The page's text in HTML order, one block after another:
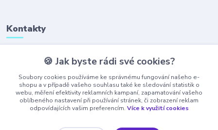
Kontakty
+420 777 323 641
(Po-Pá, 8-16 hod.)
obchod@ajaxshop.cz
🍪 Jak byste rádi své cookies?
Soubory cookies používáme ke správnému fungování našeho e-
shopu a v případě vašeho souhlasu také ke sledování statistik o
webu, měření efektivity reklamních kampaní, zapamatování vašeho
oblíbeného nastavení při používání stránek, či zobrazení reklam
odpovídajících vašim preferencím. Více k využití cookies